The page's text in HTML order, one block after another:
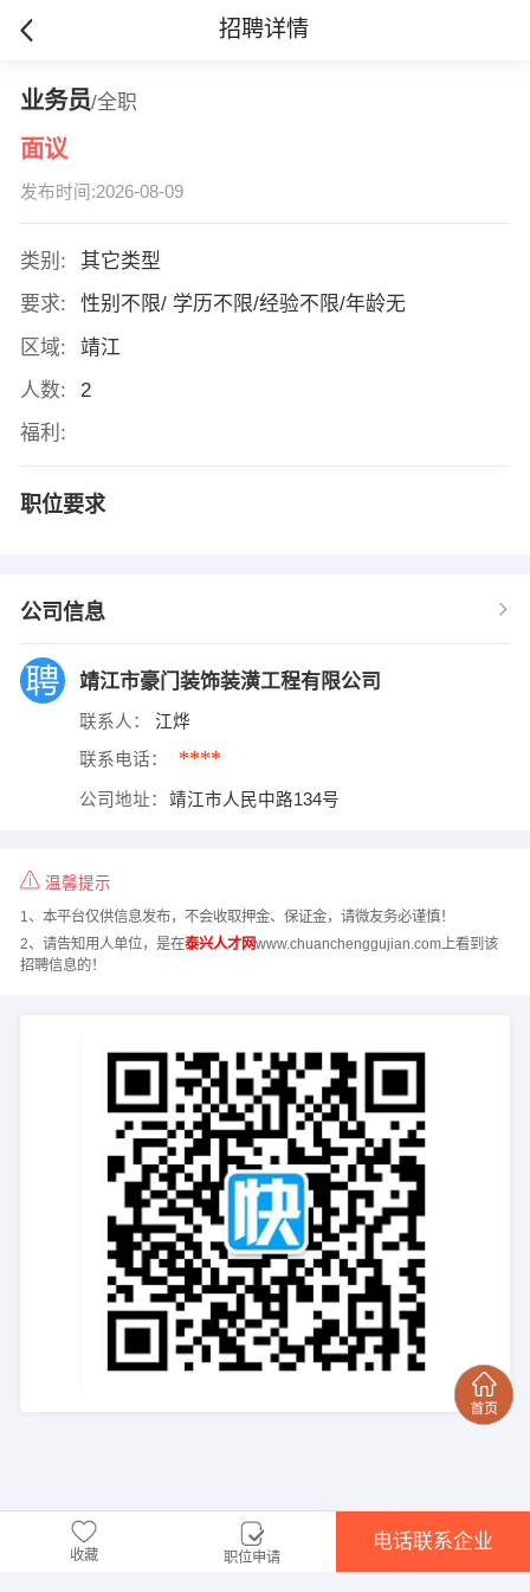
招聘详情
业务员/全职
面议
发布时间:2026-08-09
类别:
其它类型
要求:
性别不限/ 学历不限/经验不限/年龄无
区域:
靖江
人数:
2
福利:
职位要求
公司信息
靖江市豪门装饰装潢工程有限公司
联系人： 江烨
联系电话： ****
公司地址： 靖江市人民中路134号
温馨提示
1、本平台仅供信息发布，不会收取押金、保证金，请微友务必谨慎！
2、请告知用人单位，是在泰兴人才网www.chuanchenggujian.com上看到该
招聘信息的！
收藏 职位申请
电话联系企业